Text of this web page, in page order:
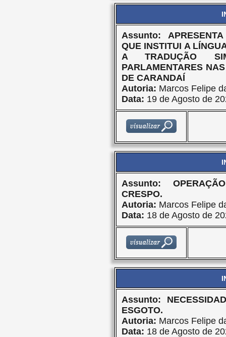
Assunto:
QUE INSTITUI A
A TRADUÇÃO
PARLAMENTARES
DE CARANDAÍ
Autoria: Marcos Felipe
Data: 19 de Agosto de
Assunto:
CRESPO.
Autoria: Marcos Felipe
Data: 18 de Agosto de
Assunto:
ESGOTO.
Autoria: Marcos Felipe
Data: 18 de Agosto de